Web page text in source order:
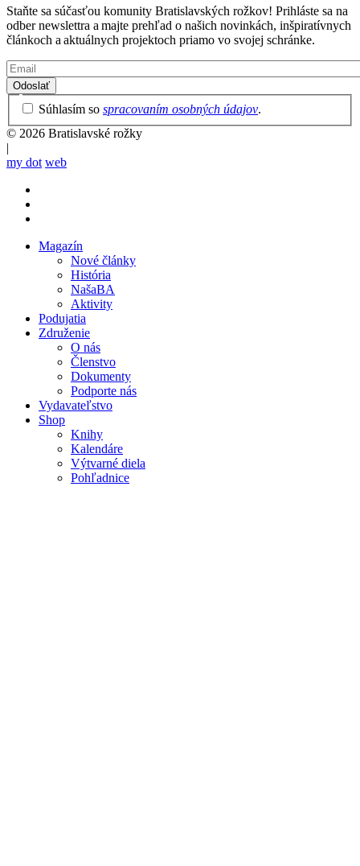
Staňte sa súčasťou komunity Bratislavských rožkov! Prihláste sa na
odber newslettra a majte prehľad o našich novinkách, inšpiratívnych
článkoch a aktuálnych projektoch priamo vo svojej schránke.
Email
Privacy
Policy
Súhlasím so spracovaním osobných údajov.
© 2026 Bratislavské rožky
|
my dot web
Magazín
Nové články
História
NašaBA
Aktivity
Podujatia
Združenie
O nás
Členstvo
Dokumenty
Podporte nás
Vydavateľstvo
Shop
Knihy
Kalendáre
Výtvarné diela
Pohľadnice